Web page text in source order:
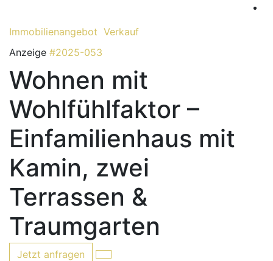
Immobilien­angebot Verkauf
Anzeige #2025-053
Wohnen mit
Wohlfühlfaktor –
Einfamilienhaus mit
Kamin, zwei
Terrassen &
Traumgarten
Jetzt anfragen